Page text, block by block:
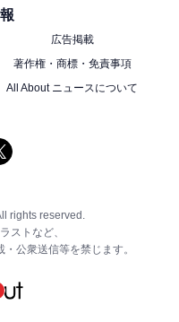
広告掲載
著作権・商標・免責事項
All About ニュースについて
rights reserved.
ストなど、
公衆送信等を禁じます。